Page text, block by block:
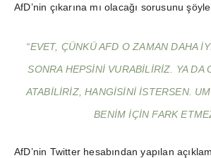
AfD’nin çıkarına mı olacağı sorusunu
“EVET, ÇÜNKÜ AFD O ZAMAN DAHA
SONRA HEPSINI VURABILIRIZ. YA DA
ATABILIRIZ, HANGISINI ISTERSEN.
BENIM IÇIN FARK
AfD’nin Twitter hesabından yapılan